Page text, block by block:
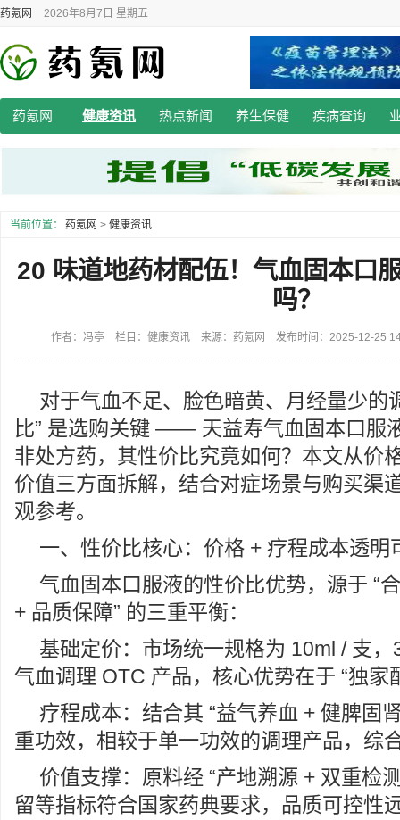
药氪网 2026年8月7日 星期五
药氪网 健康资讯 热点新闻 养生保健 疾病查询
当前位置： 药氪网 > 健康资讯
20 味道地药材配伍！气血固本口
吗？
作者：冯亭 栏目：健康资讯 来源：药氪网 发布时间：2025-12-25
对于气血不足、脸色暗黄、月经量少的
比” 是选购关键 —— 天益寿气血固本口服
非处方药，其性价比究竟如何？本文从价
价值三方面拆解，结合对症场景与购买渠
观参考。
一、性价比核心：价格 + 疗程成本透明
气血固本口服液的性价比优势，源于 “
+ 品质保障” 的三重平衡：
基础定价：市场统一规格为 10ml / 支
气血调理 OTC 产品，核心优势在于 “独家
疗程成本：结合其 “益气养血 + 健脾固
重功效，相较于单一功效的调理产品，综
价值支撑：原料经 “产地溯源 + 双重检
留等指标符合国家药典要求，品质可控性